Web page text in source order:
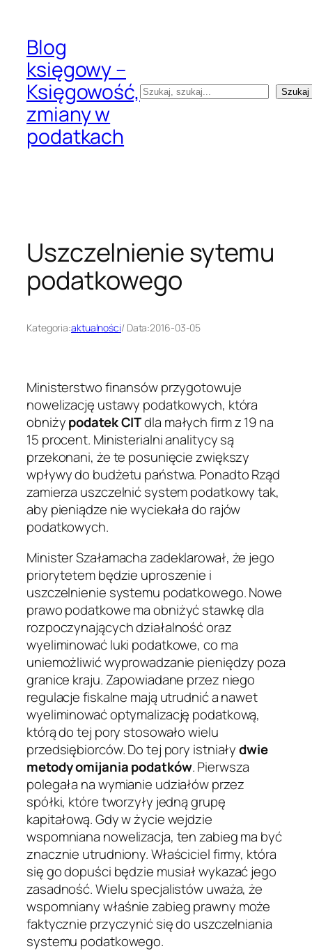
treściBlog
księgowy –
Księgowość,
zmiany w
podatkach
Szukaj Szukaj
Uszczelnienie sytemu
podatkowego
Kategoria:aktualności/ Data:2016-03-05
Ministerstwo finansów przygotowuje
nowelizację ustawy podatkowych, która
obniżypodatek CITdla małych firm z 19 na
15 procent. Ministerialni analitycy są
przekonani, że te posunięcie zwiększy
wpływy do budżetu państwa. Ponadto Rząd
zamierza uszczelnić system podatkowy tak,
aby pieniądze nie wyciekała do rajów
podatkowych.
Minister Szałamacha zadeklarował, że jego
priorytetem będzie uproszenie i
uszczelnienie systemu podatkowego. Nowe
prawo podatkowe ma obniżyć stawkę dla
rozpoczynających działalność oraz
wyeliminować luki podatkowe, co ma
uniemożliwić wyprowadzanie pieniędzy poza
granice kraju. Zapowiadane przez niego
regulacje fiskalne mają utrudnić a nawet
wyeliminować optymalizację podatkową,
którą do tej pory stosowało wielu
przedsiębiorców. Do tej pory istniałydwie
metody omijania podatków.Pierwsza
polegała na wymianie udziałów przez
spółki, które tworzyły jedną grupę
kapitałową. Gdy w życie wejdzie
wspomniana nowelizacja, ten zabieg ma być
znacznie utrudniony. Właściciel firmy, która
się go dopuści będzie musiał wykazać jego
zasadność. Wielu specjalistów uważa, że
wspomniany właśnie zabieg prawny może
faktycznie przyczynić się do uszczelniania
systemu podatkowego.